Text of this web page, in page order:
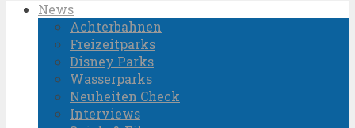
News
Achterbahnen
Freizeitparks
Disney Parks
Wasserparks
Neuheiten Check
Interviews